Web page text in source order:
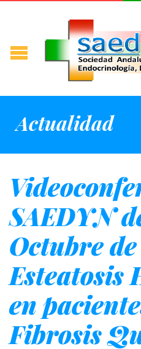
Actualidad
SAEDYN
Octubre
Esteatosis
en
Fibrosis